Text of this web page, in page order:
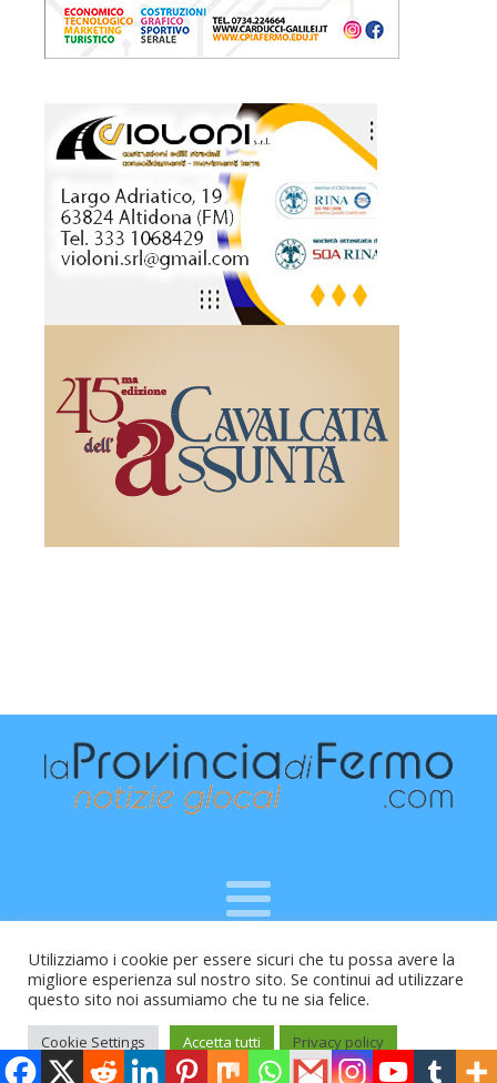
Raffaele Vitali - via Leopardi 10 - 61121 Pesaro (PU) -
Cod.Fisc VTLRFL77B02L500Y - Testata giornalistica, aut.
Trib.Fermo n.04/2010 del 05/08/2010
Utilizziamo i cookie per essere sicuri che tu possa avere la
migliore esperienza sul nostro sito. Se continui ad utilizzare
questo sito noi assumiamo che tu ne sia felice.
Cookie Settings Accetta tutti Privacy policy